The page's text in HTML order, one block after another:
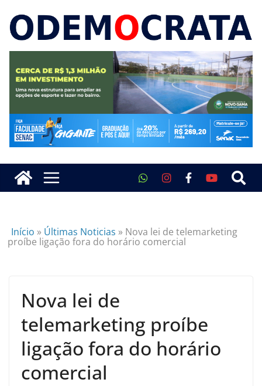
Início » Últimas Noticias » Nova lei de telemarketing
proíbe ligação fora do horário comercial
Nova lei de
telemarketing proíbe
ligação fora do horário
comercial